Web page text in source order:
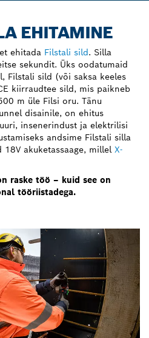
EHITAMINE
ehitada Filstali sild. Silla
sekundit. Üks oodatumaid
Filstali sild (või saksa keeles
kiirraudtee sild, mis paikneb
m üle Filsi oru. Tänu
disainile, on ehitus
insenerindust ja elektrilisi
andsime Filstali silla
akuketassaage, millel X-
raske töö – kuid see on
tööriistadega.